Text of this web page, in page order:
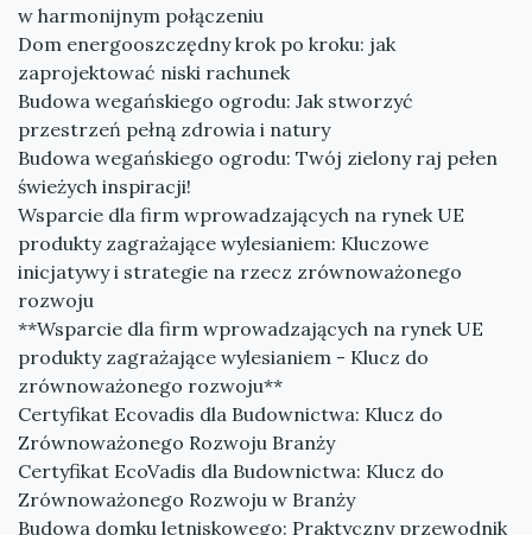
w harmonijnym połączeniu
Dom energooszczędny krok po kroku: jak
zaprojektować niski rachunek
Budowa wegańskiego ogrodu: Jak stworzyć
przestrzeń pełną zdrowia i natury
Budowa wegańskiego ogrodu: Twój zielony raj pełen
świeżych inspiracji!
Wsparcie dla firm wprowadzających na rynek UE
produkty zagrażające wylesianiem: Kluczowe
inicjatywy i strategie na rzecz zrównoważonego
rozwoju
**Wsparcie dla firm wprowadzających na rynek UE
produkty zagrażające wylesianiem - Klucz do
zrównoważonego rozwoju**
Certyfikat Ecovadis dla Budownictwa: Klucz do
Zrównoważonego Rozwoju Branży
Certyfikat EcoVadis dla Budownictwa: Klucz do
Zrównoważonego Rozwoju w Branży
Budowa domku letniskowego: Praktyczny przewodnik